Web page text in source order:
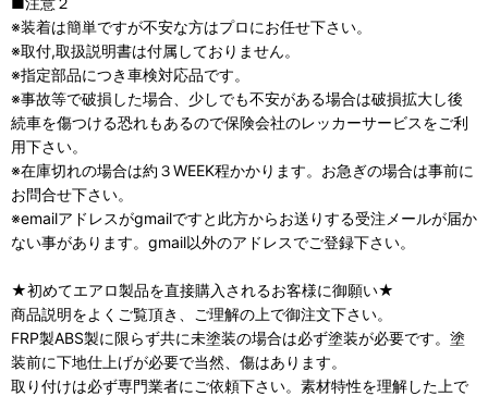
※装着は簡単ですが不安な方はプロにお任せ下さい。
※取付,取扱説明書は付属しておりません。
※指定部品につき車検対応品です。
※事故等で破損した場合、少しでも不安がある場合は破損拡大し後
続車を傷つける恐れもあるので保険会社のレッカーサービスをご利
用下さい。
※在庫切れの場合は約３WEEK程かかります。お急ぎの場合は事前に
お問合せ下さい。
※emailアドレスがgmailですと此方からお送りする受注メールが届か
ない事があります。gmail以外のアドレスでご登録下さい。
★初めてエアロ製品を直接購入されるお客様に御願い★
商品説明をよくご覧頂き、ご理解の上で御注文下さい。
FRP製ABS製に限らず共に未塗装の場合は必ず塗装が必要です。塗
装前に下地仕上げが必要で当然、傷はあります。
取り付けは必ず専門業者にご依頼下さい。素材特性を理解した上で